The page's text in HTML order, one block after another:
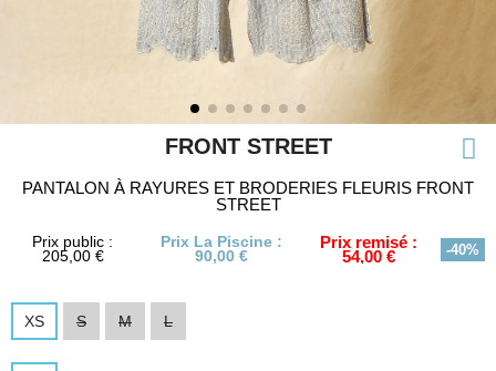
FRONT STREET
PANTALON À RAYURES ET BRODERIES FLEURIS FRONT
STREET
Prix public :
205,00 €
Prix La Piscine :
90,00 €
Prix remisé :
54,00 € -40%
XS S M L